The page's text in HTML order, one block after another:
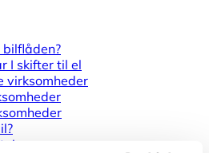
bilflåden?
I skifter til el
virksomheder